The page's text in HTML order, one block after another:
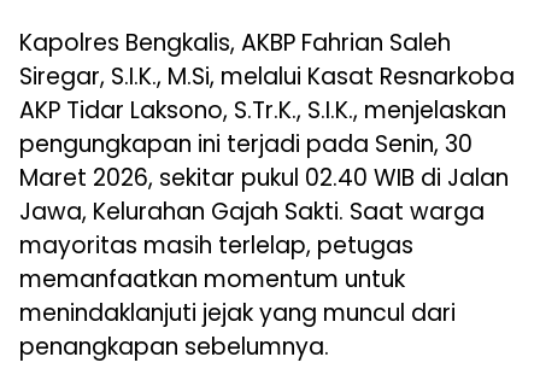
Kapolres Bengkalis, AKBP Fahrian Saleh
Siregar, S.I.K., M.Si, melalui Kasat Resnarkoba
AKP Tidar Laksono, S.Tr.K., S.I.K., menjelaskan
pengungkapan ini terjadi pada Senin, 30
Maret 2026, sekitar pukul 02.40 WIB di Jalan
Jawa, Kelurahan Gajah Sakti. Saat warga
mayoritas masih terlelap, petugas
memanfaatkan momentum untuk
menindaklanjuti jejak yang muncul dari
penangkapan sebelumnya.